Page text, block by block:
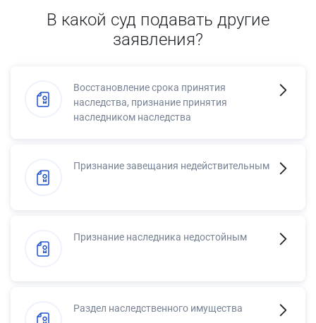
В какой суд подавать другие
заявления?
Восстановление срока принятия
наследства, признание принятия
наследником наследства
Признание завещания недействительным
Признание наследника недостойным
Раздел наследственного имущества